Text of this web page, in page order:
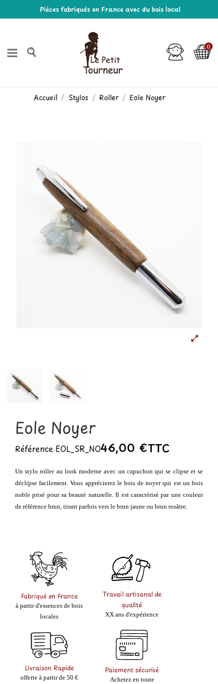
Pièces fabriqués en France avec du bois local
0
Accueil Stylos Roller Eole Noyer
Eole Noyer
Référence EOL_SR_NO46,00 €TTC
Un stylo roller au look moderne avec un capuchon qui se clipse et se
déclipse facilement. Vous apprécierez le bois de noyer qui est un bois
noble prisé pour sa beauté naturelle. Il est caractérisé par une couleur
de référence brun, tirant parfois vers le brun jaune ou brun rosâtre.
Fabriqué en France
à partir d'essences de bois
locales
Travail artisanal de
qualité
XX ans d'expérience
Livraison Rapide
offerte à partir de 50 €
Paiement sécurisé
Achetez en toute